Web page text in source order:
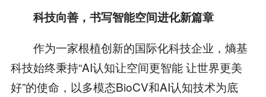
科技向善，书写智能空间进化新篇章
作为一家根植创新的国际化科技企业，熵基
科技始终秉持“AI认知让空间更智能 让世界更美
好”的使命，以多模态BioCV和AI认知技术为底